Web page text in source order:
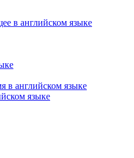
в английском языке
в английском языке
языке